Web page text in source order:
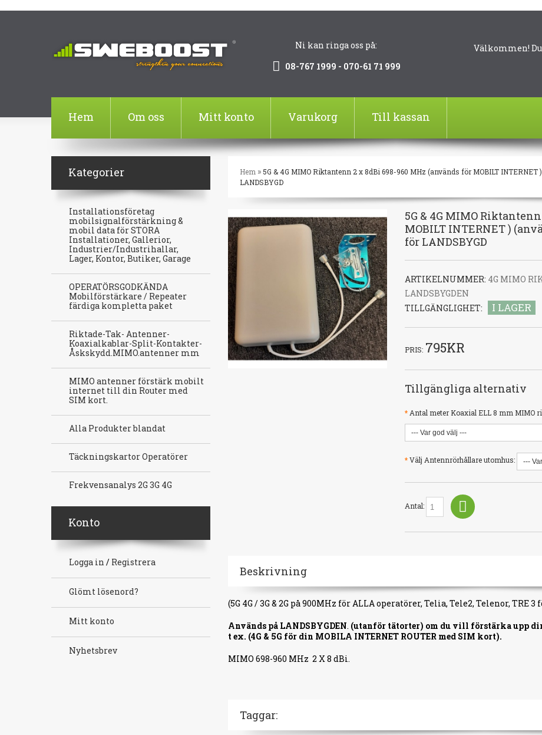
Ni kan ringa oss på:
08-767 1999 - 070-61 71 999
Välkommen!
Hem Om oss Mitt konto Varukorg Till kassan
Hem » 5G & 4G MIMO Riktantenn 2 x 8dBi 698-960 MHz (används för MOBILT
LANDSBYGD
5G & 4G MIMO
MOBILT INTERNET )
för LANDSBYGD
ARTIKELNUMMER: 4G MIMO
LANDSBYGDEN
TILLGÄNGLIGHET:
I LAGER
PRIS: 795KR
Tillgängliga alternativ
* Antal meter Koaxial ELL 8 mm MIMO
*Välj Antennrörhållare utomhus:
Antal:
Beskrivning
(5G 4G / 3G & 2G på 900MHz för ALLA operatörer, Telia, Tele2, Telenor, TRE 3
Används på LANDSBYGDEN. (utanför tätorter) om du vill förstärka upp
t ex. (4G & 5G för din MOBILA INTERNET ROUTER med SIM kort).
MIMO 698-960 MHz 2 X 8 dBi.
Taggar:
Kategorier
Installationsföretag
mobilsignalförstärkning &
mobil data för STORA
Installationer, Gallerior,
Industrier/Industrihallar,
Lager, Kontor, Butiker, Garage
OPERATÖRSGODKÄNDA
Mobilförstärkare / Repeater
färdiga kompletta paket
Riktade-Tak- Antenner-
Koaxialkablar-Split-Kontakter-
Åskskydd.MIMO.antenner mm
MIMO antenner förstärk mobilt
internet till din Router med
SIM kort.
Alla Produkter blandat
Täckningskartor Operatörer
Frekvensanalys 2G 3G 4G
Konto
Logga in / Registrera
Glömt lösenord?
Mitt konto
Nyhetsbrev